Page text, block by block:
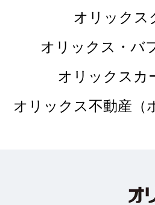
オリックス
オリックス・バ
オリックスカ
オリックス不動産（